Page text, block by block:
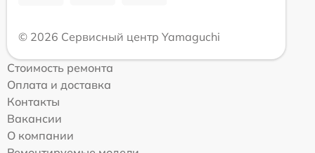
© 2026 Сервисный центр Yamaguchi
Стоимость ремонта
Оплата и доставка
Контакты
Вакансии
О компании